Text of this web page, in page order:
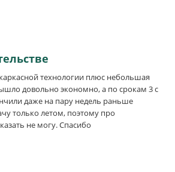
технологии плюс небольшая
довольно экономно, а по срокам 3 с
даже на пару недель раньше
только летом, поэтому про
не могу. Спасибо